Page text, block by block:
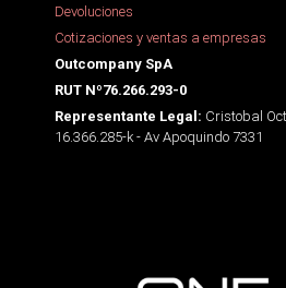
Devoluciones
Cotizaciones y ventas a empresas
Outcompany SpA
RUT Nº76.266.293-0
Representante Legal: Cristobal
16.366.285-k - Av Apoquindo 7331